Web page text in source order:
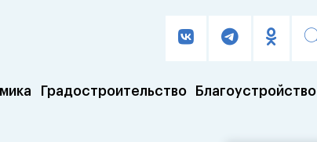
Градостроительство Благоустройство